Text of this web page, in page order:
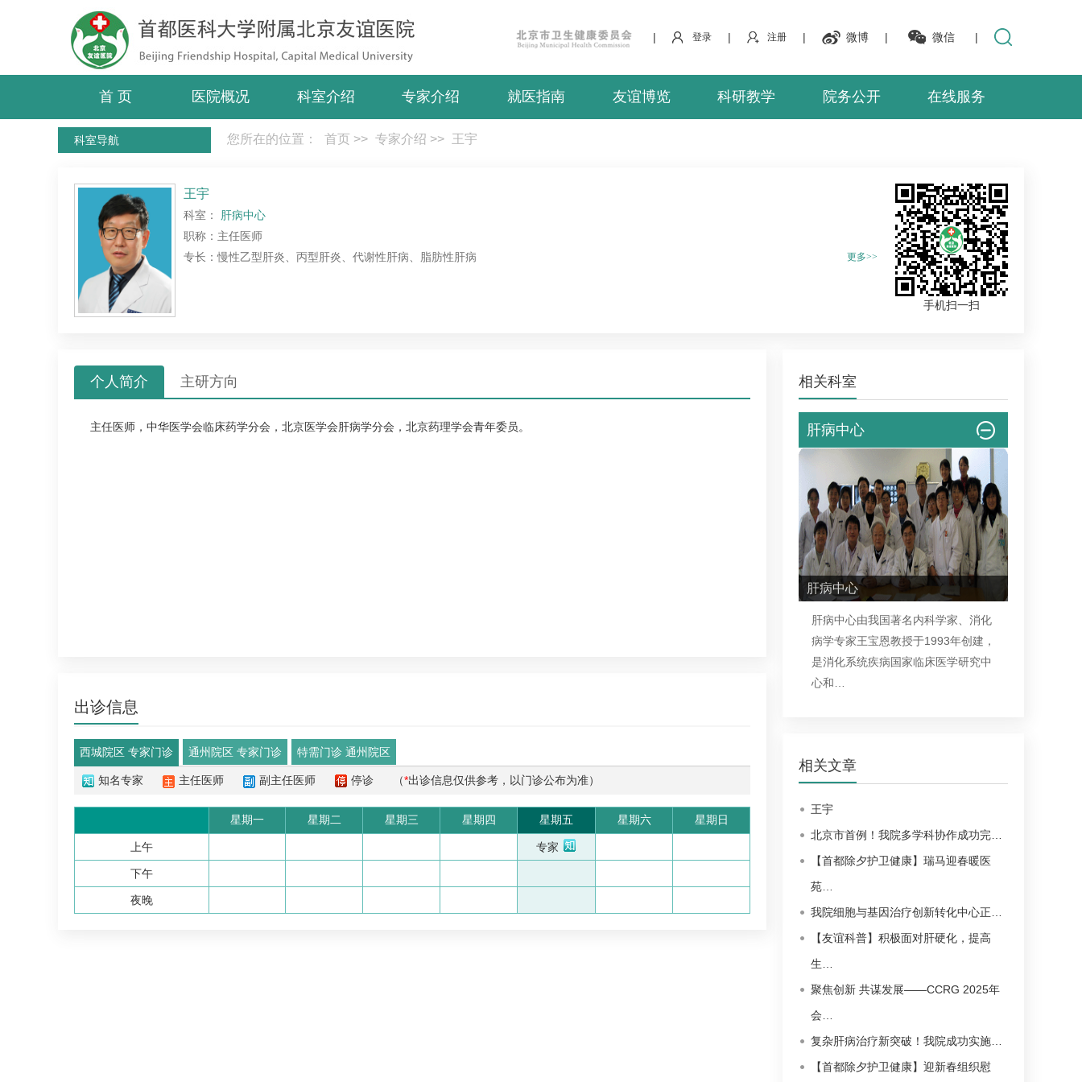
| 登录 | 注册 | 微博 | 微信 |
首 页 医院概况 科室介绍 专家介绍 就医指南 友谊博览 科研教学 院务公开 在线服务
您所在的位置： 首页 >> 专家介绍 >> 王宇
科室导航
王宇
科室：
肝病中心
职称：主任医师
专长：慢性乙型肝炎、丙型肝炎、代谢性肝病、脂肪性肝病
更多>>
手机扫一扫
个人简介 主研方向
主任医师，中华医学会临床药学分会，北京医学会肝病学分会，北京药理学会青年委员。
出诊信息
西城院区 专家门诊 通州院区 专家门诊 特需门诊 通州院区
知名专家 主任医师 副主任医师 停诊 （*出诊信息仅供参考，以门诊公布为准）
星期一 星期二 星期三 星期四 星期五 星期六 星期日
上午 专家
下午
夜晚
相关科室
肝病中心
肝病中心
肝病中心由我国著名内科学家、消化
病学专家王宝恩教授于1993年创建，
是消化系统疾病国家临床医学研究中
心和…
相关文章
王宇
北京市首例！我院多学科协作成功完…
【首都除夕护卫健康】瑞马迎春暖医
苑…
我院细胞与基因治疗创新转化中心正…
【友谊科普】积极面对肝硬化，提高
生…
聚焦创新 共谋发展——CCRG 2025年
会…
复杂肝病治疗新突破！我院成功实施…
【首都除夕护卫健康】迎新春组织慰